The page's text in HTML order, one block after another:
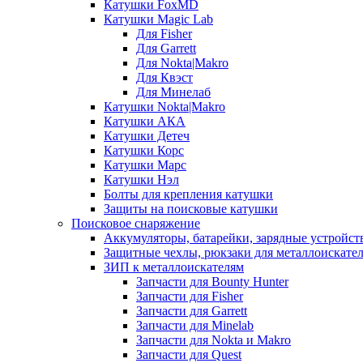
Катушки FoxMD
Катушки Magic Lab
Для Fisher
Для Garrett
Для Nokta|Makro
Для Квэст
Для Минелаб
Катушки Nokta|Makro
Катушки АКА
Катушки Детеч
Катушки Корс
Катушки Марс
Катушки Нэл
Болты для крепления катушки
Защиты на поисковые катушки
Поисковое снаряжение
Аккумуляторы, батарейки, зарядные
Защитные чехлы, рюкзаки для
ЗИП к металлоискателям
Запчасти для Bounty Hunter
Запчасти для Fisher
Запчасти для Garrett
Запчасти для Minelab
Запчасти для Nokta и Makro
Запчасти для Quest